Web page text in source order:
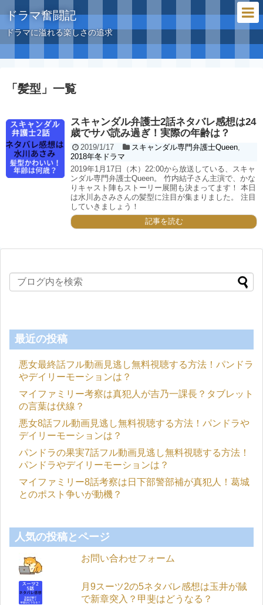
ドラマ奮闘記
ドラマに溢れる楽しさの追求
「 髪型 」 一覧
スキャンダル弁護士2話ネタバレ感想は24
歳でサバ読み過ぎ！実際の年齢は？
2019/1/17 スキャンダル専門弁護士Queen,
2018年冬ドラマ
2019年1月17日（木）22:00から放送している、スキャ
ンダル専門弁護士Queen。 竹内結子さん主演で、かな
りキャスト陣もストーリー展開も決まってます！ 本日
は水川あさみさんの髪型に注目が集まりました。 注目
していきましょう！
記事を読む
最近の投稿
悪女最終話フル動画見逃し無料視聴する方法！パンドラ
やデイリーモーションは？
マイファミリー考察は真犯人が吉乃一課長？タブレット
の言葉は伏線？
悪女8話フル動画見逃し無料視聴する方法！パンドラや
デイリーモーションは？
パンドラの果実7話フル動画見逃し無料視聴する方法！
パンドラやデイリーモーションは？
マイファミリー8話考察は日下部警部補が真犯人！葛城
とのポスト争いが動機？
人気の投稿とページ
お問い合わせフォーム
月9スーツ2の5ネタバレ感想は玉井が馘
で新章突入？甲斐はどうなる？